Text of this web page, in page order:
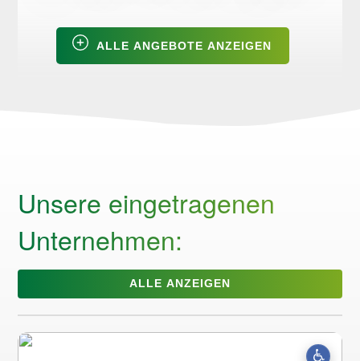
ALLE ANGEBOTE ANZEIGEN
Unsere eingetragenen
Unternehmen:
ALLE ANZEIGEN